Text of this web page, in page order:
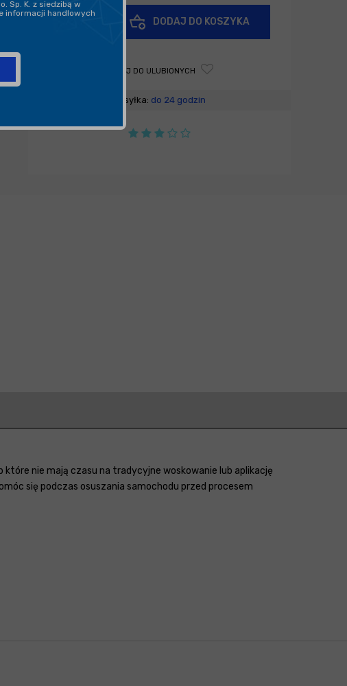
+
DODAJ DO KOSZYKA
DODAJ DO ULUBIONYCH
Wysyłka: do 24 godzin
nie mają czasu na tradycyjne woskowanie lub aplikację
się podczas osuszania samochodu przed procesem
Sp. K. z siedzibą w
informacji handlowych